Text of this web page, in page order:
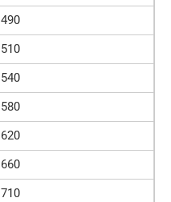
490
510
540
580
620
660
710